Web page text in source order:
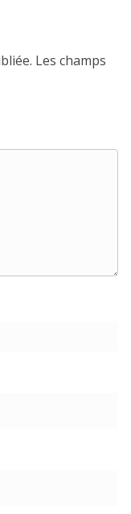
Les champs